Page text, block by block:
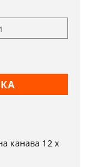
канава 12 x